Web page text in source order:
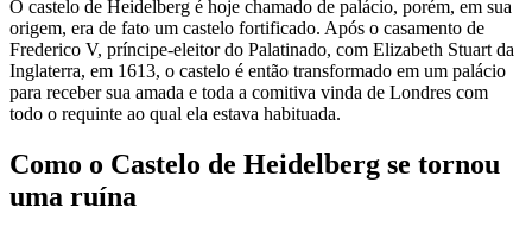
O castelo de Heidelberg é hoje chamado de palácio, porém, em sua
origem, era de fato um castelo fortificado. Após o casamento de
Frederico V, príncipe-eleitor do Palatinado, com Elizabeth Stuart da
Inglaterra, em 1613, o castelo é então transformado em um palácio
para receber sua amada e toda a comitiva vinda de Londres com
todo o requinte ao qual ela estava habituada.
Como o Castelo de Heidelberg se tornou
uma ruína